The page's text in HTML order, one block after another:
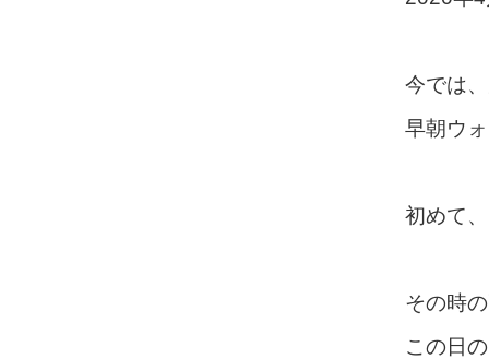
今では
早朝ウ
初めて
その時
この日